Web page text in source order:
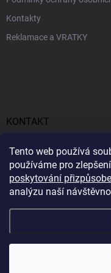
Tento web používá
používáme pro
poskytování
analýzu naší
Kontakty
Reklamace a VRATKY
KONTAKT
obchod@profitent.cz
+420770645768
https://